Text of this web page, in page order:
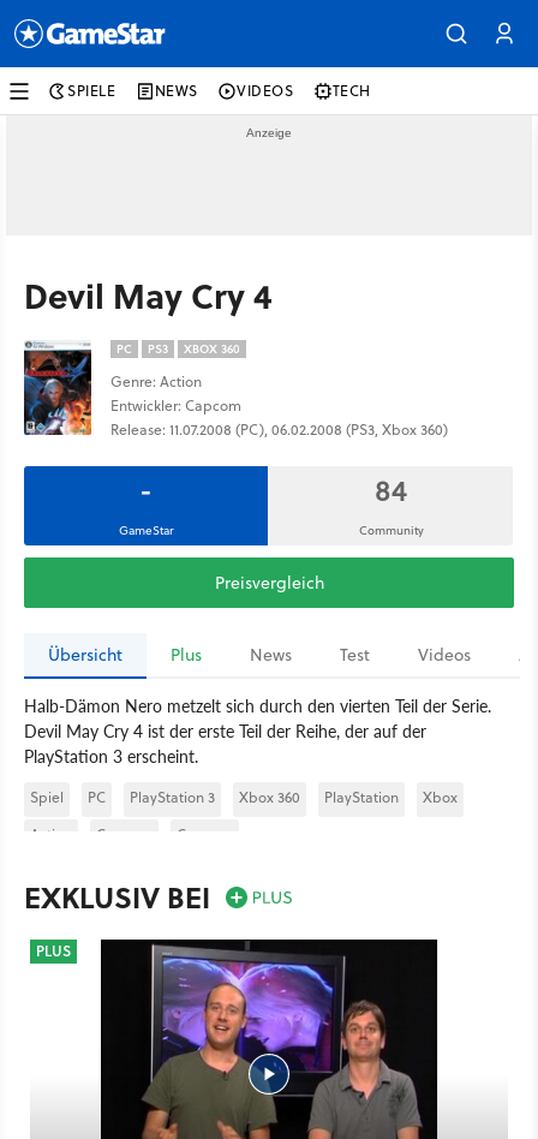
SPIELE NEWS VIDEOS TECH
Devil May Cry 4
PC PS3 XBOX 360
Genre: Action
Entwickler: Capcom
Release: 11.07.2008 (PC), 06.02.2008 (PS3, Xbox 360)
-
GameStar
84
Community
Preisvergleich
Übersicht Plus News Test Videos
Halb-Dämon Nero metzelt sich durch den vierten Teil der Serie.
Devil May Cry 4 ist der erste Teil der Reihe, der auf der
PlayStation 3 erscheint.
Spiel PC PlayStation 3 Xbox 360 PlayStation
Xbox
Action
Capcom Capcom
EXKLUSIV BEI
PLUS